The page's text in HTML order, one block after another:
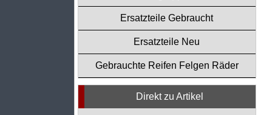
Ersatzteile Gebraucht
Ersatzteile Neu
Gebrauchte Reifen Felgen Räder
Direkt zu Artikel